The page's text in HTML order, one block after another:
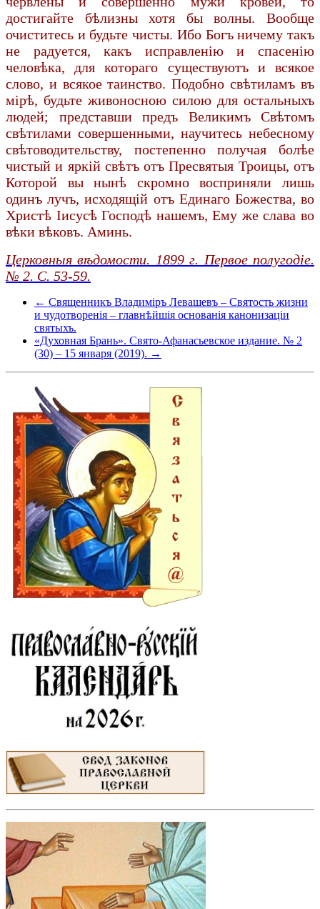
достигайте бѣлизны хотя бы волны. Вообще
очиститесь и будьте чисты. Ибо Богъ ничему такъ
не радуется, какъ исправленію и спасенію
человѣка, для котораго существуютъ и всякое
слово, и всякое таинство. Подобно свѣтиламъ въ
мірѣ, будьте живоносною силою для остальныхъ
людей; представши предъ Великимъ Свѣтомъ
свѣтилами совершенными, научитесь небесному
свѣтоводительству, постепенно получая болѣе
чистый и яркій свѣтъ отъ Пресвятыя Троицы, отъ
Которой вы нынѣ скромно восприняли лишь
одинъ лучъ, исходящій отъ Единаго Божества, во
Христѣ Іисусѣ Господѣ нашемъ, Ему же слава во
вѣки вѣковъ. Аминь.
Церковныя вѣдомости. 1899 г. Первое полугодіе.
№ 2. С. 53-59.
← Священникъ Владиміръ Левашевъ – Святость жизни
и чудотворенія – главнѣйшія основанія канонизаціи
святыхъ.
«Духовная Брань». Свято-Афанасьевское издание. № 2
(30) – 15 января (2019). →